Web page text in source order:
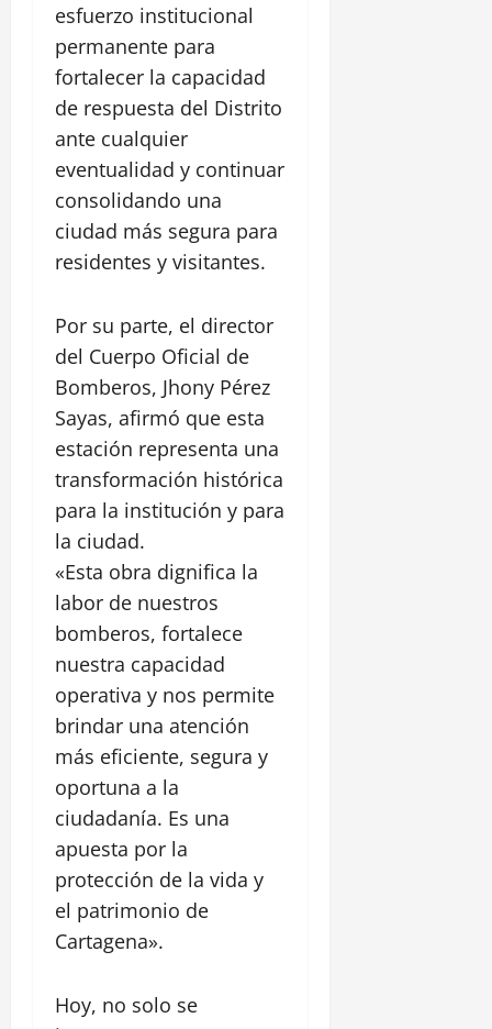
esfuerzo institucional
permanente para
fortalecer la capacidad
de respuesta del Distrito
ante cualquier
eventualidad y continuar
consolidando una
ciudad más segura para
residentes y visitantes.
Por su parte, el director
del Cuerpo Oficial de
Bomberos, Jhony Pérez
Sayas, afirmó que esta
estación representa una
transformación histórica
para la institución y para
la ciudad.
«Esta obra dignifica la
labor de nuestros
bomberos, fortalece
nuestra capacidad
operativa y nos permite
brindar una atención
más eficiente, segura y
oportuna a la
ciudadanía. Es una
apuesta por la
protección de la vida y
el patrimonio de
Cartagena».
Hoy, no solo se